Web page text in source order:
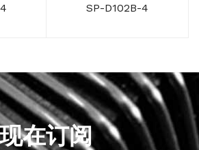
SP-D102B-4
现在订阅